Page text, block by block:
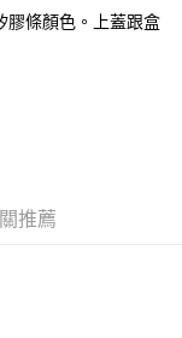
膠條顏色。上蓋跟盒
推薦